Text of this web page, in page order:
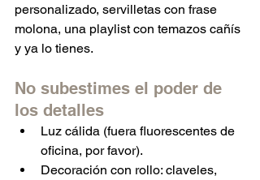
personalizado, servilletas con frase
molona, una playlist con temazos cañís
y ya lo tienes.
No subestimes el poder de
los detalles
Luz cálida (fuera fluorescentes de
oficina, por favor).
Decoración con rollo: claveles,